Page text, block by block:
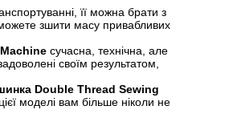
її можна брати з
зшити масу привабливих
сучасна, технічна, але
своїм результатом,
Double Thread Sewing
моделі вам більше ніколи не